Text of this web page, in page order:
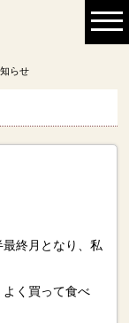
らせ
終月となり、私
よく買って食べ